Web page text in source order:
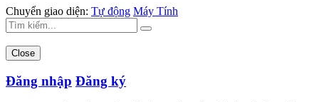
Chuyển giao diện: Tự động Máy Tính
Close
Đăng nhập Đăng ký